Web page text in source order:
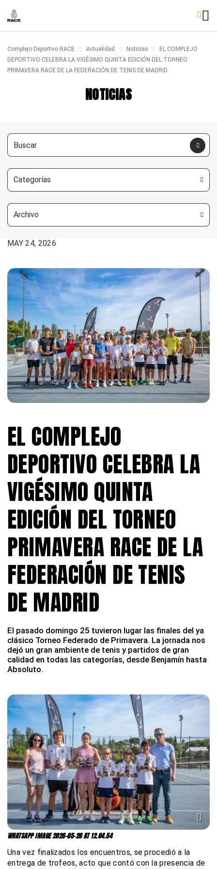
Complejo Deportivo RACE Actualidad Noticias
EL COMPLEJO
DEPORTIVO CELEBRA LA VIGÉSIMO QUINTA EDICIÓN DEL TORNEO
PRIMAVERA RACE DE LA FEDERACIÓN DE TENIS DE MADRID
NOTICIAS
Categorías
Archivo
EL COMPLEJO
DEPORTIVO CELEBRA LA
VIGÉSIMO QUINTA
EDICIÓN DEL TORNEO
PRIMAVERA RACE DE LA
FEDERACIÓN DE TENIS
DE MADRID
El pasado domingo 25 tuvieron lugar las finales del ya
clásico Torneo Federado de Primavera. La jornada nos
dejó un gran ambiente de tenis y partidos de gran
calidad en todas las categorías, desde Benjamín hasta
Absoluto.
FECHA:
MAY 24, 2026
WHATSAPP IMAGE 2026-05-26 AT 12.04.54
Una vez finalizados los encuentros, se procedió a la
entrega de trofeos, acto que contó con la presencia de